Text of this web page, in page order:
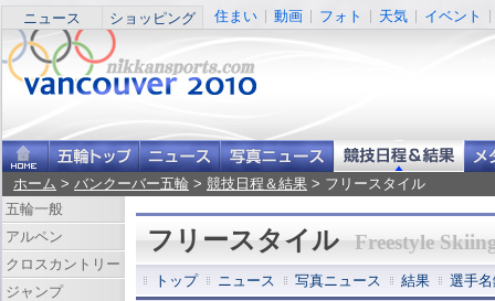
ニュース ショッピング 住まい 動画 フォト 天気 イベント
ホーム > バンクーバー五輪 > 競技日程＆結果 > フリースタイル
フリースタイル Freestyle
トップ ニュース 写真ニュース 結果 選手
五輪一般
アルペン
クロスカントリー
ジャンプ